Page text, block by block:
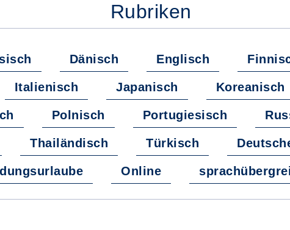
Rubriken
Dänisch Englisch
Italienisch Japanisch Koreanisch
Polnisch Portugiesisch
Thailändisch Türkisch
Online